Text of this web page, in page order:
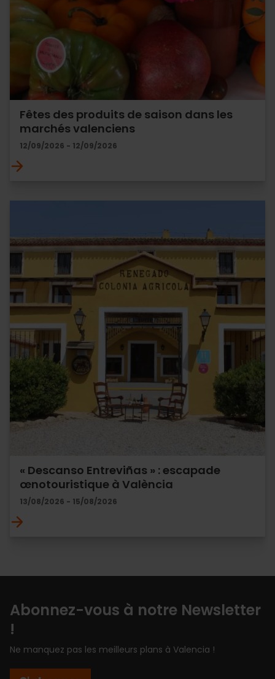
Fêtes des produits de saison dans les
marchés valenciens
12/09/2026 - 12/09/2026
« Descanso Entreviñas » : escapade
œnotouristique à València
13/08/2026 - 15/08/2026
Abonnez-vous à notre Newsletter
!
Ne manquez pas les meilleurs plans à Valencia !